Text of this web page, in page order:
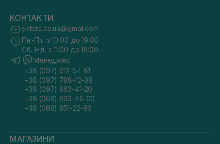
КОНТАКТИ
sisters.co.ua@gmail.com
Пн.-Пт. з 10:00 до 19:00
Сб.-Нд. з 11:00 до 18:00
Менеджер
+38 (097) 612-54-81
+38 (097) 788-12-88
+38 (097) 983-41-20
+38 (068) 693-46-00
+38 (068) 951-22-86
МАГАЗИНИ